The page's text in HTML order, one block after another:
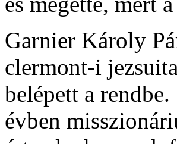
Garnier Károly
clermont-i
belépett a
évben